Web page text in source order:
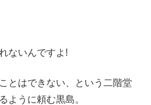
ないんですよ!
とはできない、という二階堂
ように頼む黒島。